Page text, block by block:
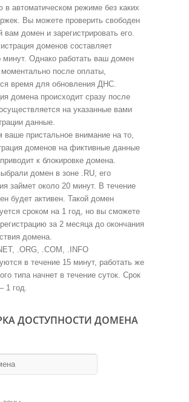
в автоматическом режиме без каких
Вы можете проверить свободен
домен и зарегистрировать его.
доменов составляет
минут. Однако работать ваш домен
моментально после оплаты,
время для обновления ДНС.
домена происходит сразу после
на указанные вами
данные.
пристальное внимание на то,
доменов на фиктивные данные
к блокировке домена.
домен в зоне .RU, его
займет около 20 минут. В течение
будет активен. Такой домен
сроком на 1 год, но вы сможете
за 2 месяца до окончания
домена.
.ORG, .COM, .INFO
в течение 15 минут, работать же
типа начнет в течение суток. Срок
1 год.
ДОСТУПНОСТИ ДОМЕНА